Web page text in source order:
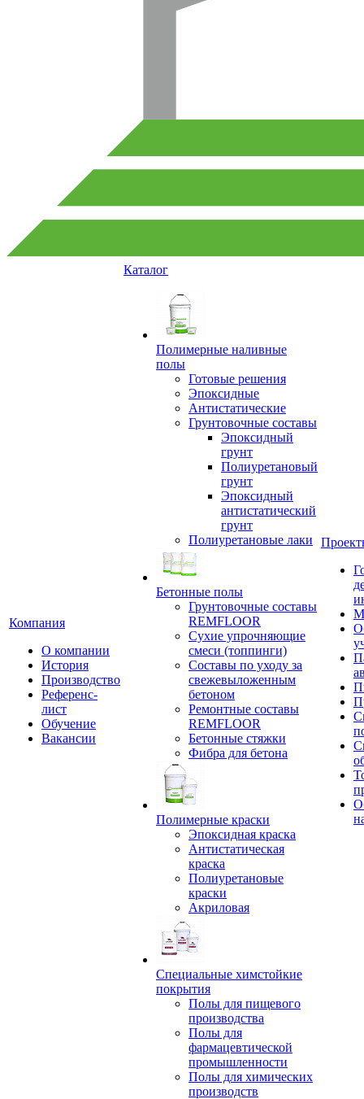
Компания
О компании
История
Производство
Референс-
лист
Обучение
Вакансии
Каталог
Полимерные наливные
полы
Готовые решения
Эпоксидные
Антистатические
Грунтовочные составы
Эпоксидный
грунт
Полиуретановый
грунт
Эпоксидный
антистатический
грунт
Полиуретановые лаки
Бетонные полы
Грунтовочные составы
REMFLOOR
Сухие упрочняющие
смеси (топпинги)
Составы по уходу за
свежевыложенным
бетоном
Ремонтные составы
REMFLOOR
Бетонные стяжки
Фибра для бетона
Полимерные краски
Эпоксидная краска
Антистатическая
краска
Полиуретановые
краски
Акриловая
Специальные химстойкие
покрытия
Полы для пищевого
производства
Полы для
фармацевтической
промышленности
Полы для химических
производств